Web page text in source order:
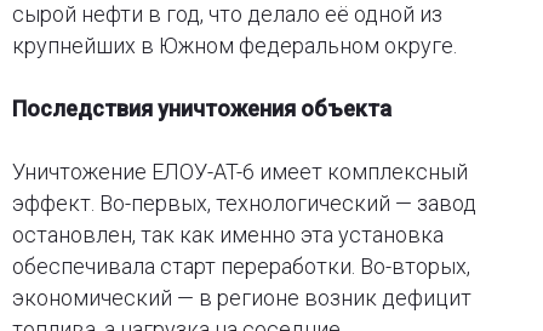
сырой нефти в год, что делало её одной из
крупнейших в Южном федеральном округе.
Последствия уничтожения объекта
Уничтожение ЕЛОУ-AT-6 имеет комплексный
эффект. Во-первых, технологический — завод
остановлен, так как именно эта установка
обеспечивала старт переработки. Во-вторых,
экономический — в регионе возник дефицит